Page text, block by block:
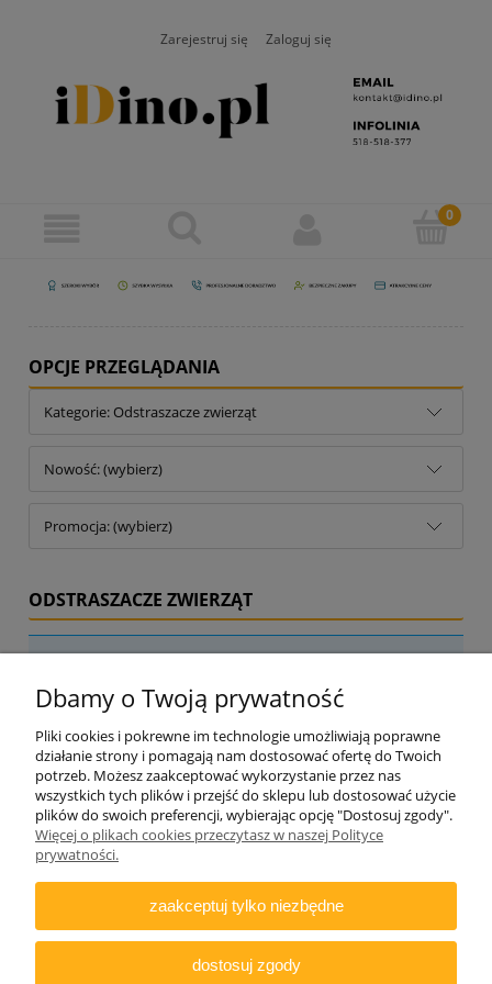
Zarejestruj się Zaloguj się
OPCJE PRZEGLĄDANIA
Kategorie: Odstraszacze zwierząt
Nowość: (wybierz)
Promocja: (wybierz)
ODSTRASZACZE ZWIERZĄT
ZAMAWIANIE
DODATKOWE
Dbamy o Twoją prywatność
Pliki cookies i pokrewne im technologie umożliwiają poprawne
działanie strony i pomagają nam dostosować ofertę do Twoich
potrzeb. Możesz zaakceptować wykorzystanie przez nas
wszystkich tych plików i przejść do sklepu lub dostosować użycie
plików do swoich preferencji, wybierając opcję "Dostosuj zgody".
Więcej o plikach cookies przeczytasz w naszej Polityce
prywatności.
zaakceptuj tylko niezbędne
dostosuj zgody